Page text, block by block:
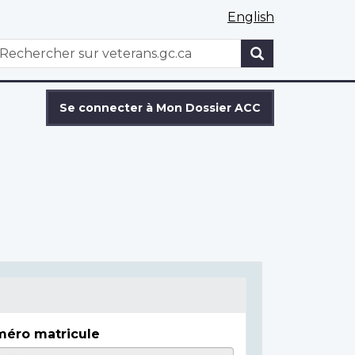
English
WxT
Se connecter à Mon Dossier ACC
matricule